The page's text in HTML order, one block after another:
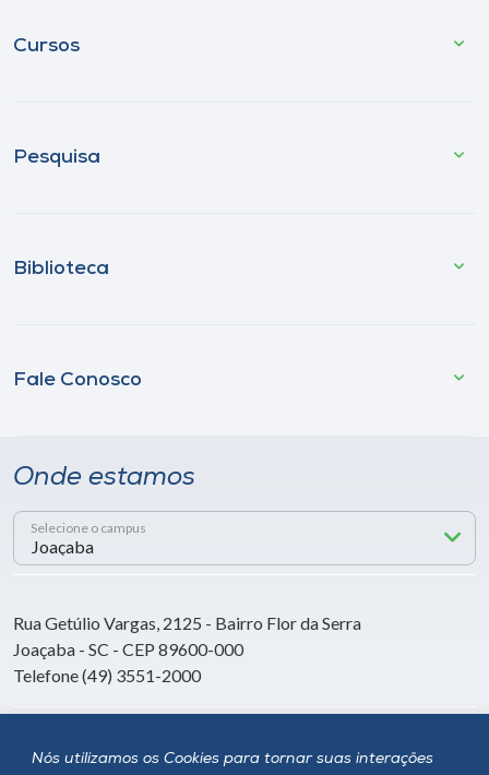
Nós utilizamos os Cookies para tornar suas interações
Cursos
Pesquisa
Biblioteca
Fale Conosco
Onde estamos
Selecione o campus
Rua Getúlio Vargas, 2125 - Bairro Flor da Serra
Joaçaba - SC - CEP 89600-000
Telefone (49) 3551-2000
Siga a Unoesc